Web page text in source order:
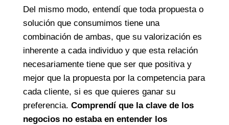
Del mismo modo, entendí que toda propuesta o
solución que consumimos tiene una
combinación de ambas, que su valorización es
inherente a cada individuo y que esta relación
necesariamente tiene que ser que positiva y
mejor que la propuesta por la competencia para
cada cliente, si es que quieres ganar su
preferencia. Comprendí que la clave de los
negocios no estaba en entender los